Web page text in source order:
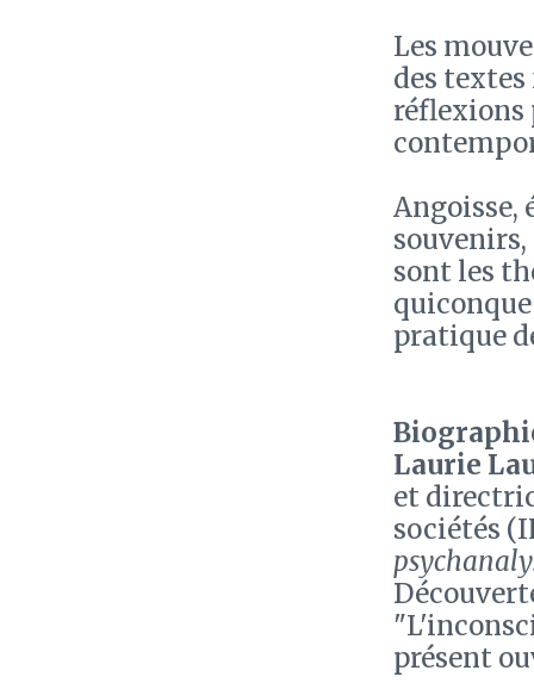
Les
des textes
réflexions
Angoisse,
sont les
pratique
Laurie
et
sociétés
présent